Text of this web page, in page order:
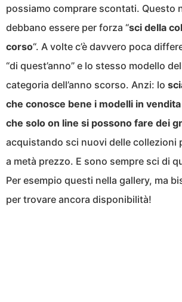
possiamo comprare scontati. Questo
debbano essere per forza “sci della
corso“. A volte c’è davvero poca
“di quest’anno” e lo stesso modello
categoria dell’anno scorso. Anzi: lo
che conosce bene i modelli in
che solo on line si possono fare dei
acquistando sci nuovi delle collezioni
a metà prezzo. E sono sempre sci di
Per esempio questi nella gallery, ma
per trovare ancora disponibilità!